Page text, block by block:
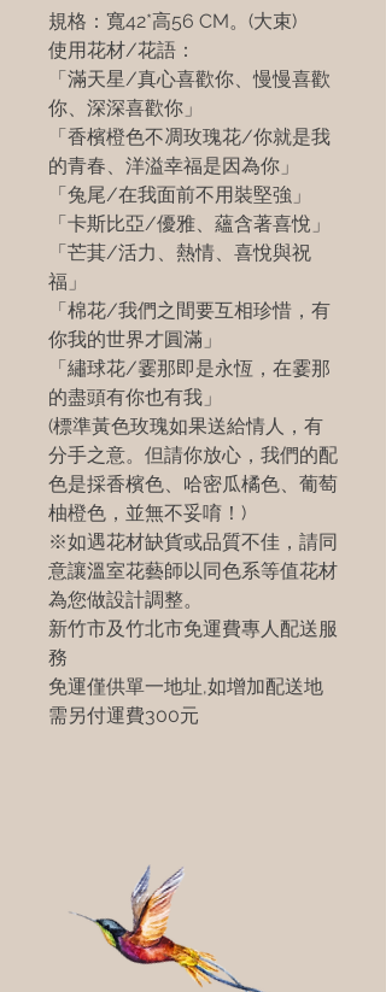
規格：寬42*高56 CM。(大束)
使用花材/花語：
「滿天星/真心喜歡你、慢慢喜歡
你、深深喜歡你」
「香檳橙色不凋玫瑰花/你就是我
的青春、洋溢幸福是因為你」
「兔尾/在我面前不用裝堅強」
「卡斯比亞/優雅、蘊含著喜悅」
「芒萁/活力、熱情、喜悅與祝
福」
「棉花/我們之間要互相珍惜，有
你我的世界才圓滿」
「繡球花/霎那即是永恆，在霎那
的盡頭有你也有我」
(標準黃色玫瑰如果送給情人，有
分手之意。但請你放心，我們的配
色是採香檳色、哈密瓜橘色、葡萄
柚橙色，並無不妥唷！)
※如遇花材缺貨或品質不佳，請同
意讓溫室花藝師以同色系等值花材
為您做設計調整。
新竹市及竹北市免運費專人配送服
務
免運僅供單一地址,如增加配送地
需另付運費300元